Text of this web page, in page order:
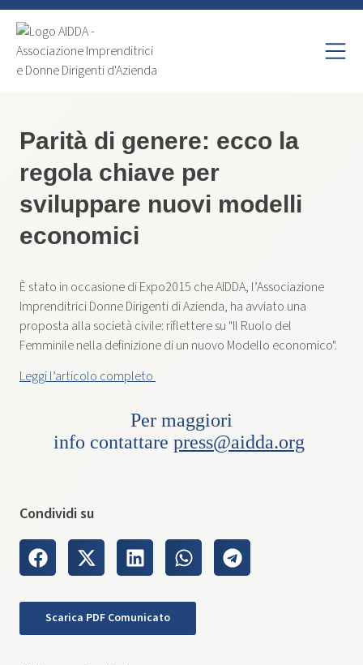
Parità di genere: ecco la
regola chiave per
sviluppare nuovi modelli
economici
È stato in occasione di Expo2015 che AIDDA, l’Associazione
Imprenditrici Donne Dirigenti di Azienda, ha avviato una
proposta alla società civile: riflettere su "Il Ruolo del
Femminile nella definizione di un nuovo Modello economico".
Leggi l’articolo completo
Per maggiori
info contattare press@aidda.org
Condividi su
Scarica PDF Comunicato